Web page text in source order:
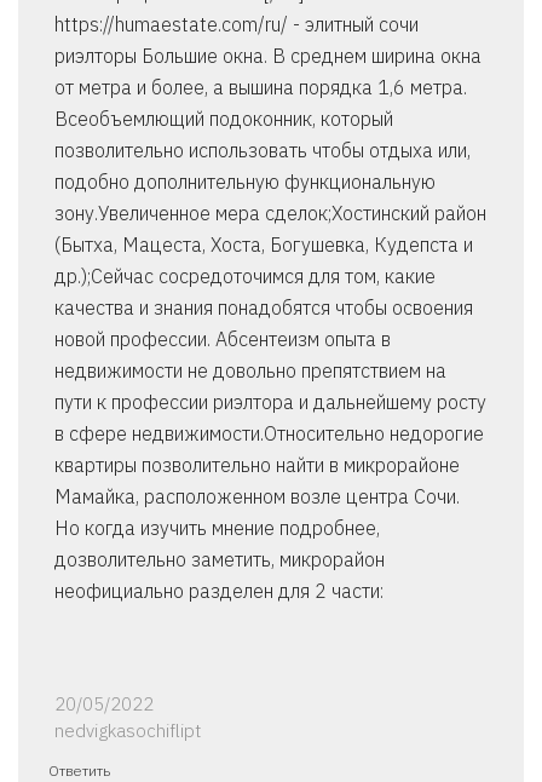
https://humaestate.com/ru/ - элитный сочи
риэлторы Большие окна. В среднем ширина окна
от метра и более, а вышина порядка 1,6 метра.
Всеобъемлющий подоконник, который
позволительно использовать чтобы отдыха или,
подобно дополнительную функциональную
зону.Увеличенное мера сделок;Хостинский район
(Бытха, Мацеста, Хоста, Богушевка, Кудепста и
др.);Сейчас сосредоточимся для том, какие
качества и знания понадобятся чтобы освоения
новой профессии. Абсентеизм опыта в
недвижимости не довольно препятствием на
пути к профессии риэлтора и дальнейшему росту
в сфере недвижимости.Относительно недорогие
квартиры позволительно найти в микрорайоне
Мамайка, расположенном возле центра Сочи.
Но когда изучить мнение подробнее,
дозволительно заметить, микрорайон
неофициально разделен для 2 части:
20/05/2022
nedvigkasochiflipt
Ответить